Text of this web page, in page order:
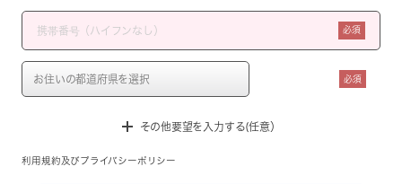
必須
必須
その他要望を入力する(任意）
利用規約 及び プライバシーポリシー